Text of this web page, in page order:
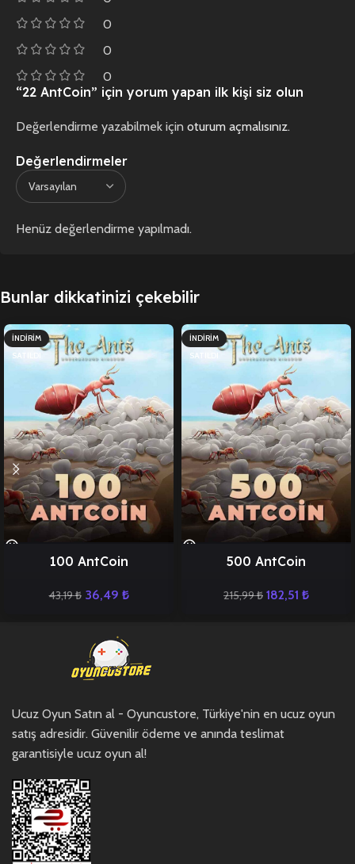
0
0
0
Değerlendirmeler
Henüz değerlendirme yapılmadı.
“22 AntCoin” için yorum yapan ilk kişi siz olun
Değerlendirme yazabilmek için oturum açmalısınız.
Bunlar dikkatinizi çekebilir
İNDIRIM
SATILDI
100 AntCoin
43,19₺ 36,49 ₺
İNDIRIM
SATILDI
500 AntCoin
215,99₺ 182,51 ₺
Ucuz Oyun Satın al - Oyuncustore, Türkiye'nin en ucuz oyun
satış adresidir. Güvenilir ödeme ve anında teslimat
garantisiyle ucuz oyun al!